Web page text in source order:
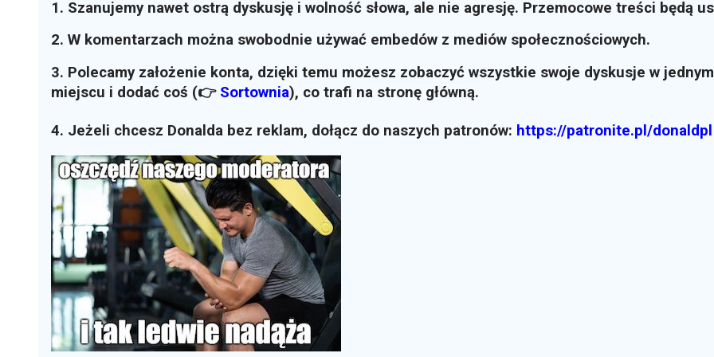
1. Szanujemy nawet ostrą dyskusję i wolność słowa, ale nie agresję. Przemocowe treści będą
2. W komentarzach można swobodnie używać embedów z mediów społecznościowych.
3. Polecamy założenie konta, dzięki temu możesz zobaczyć wszystkie swoje dyskusje w jednym
miejscu i dodać coś (👉 Sortownia), co trafi na stronę główną.
4. Jeżeli chcesz Donalda bez reklam, dołącz do naszych patronów: https://patronite.pl/donaldpl